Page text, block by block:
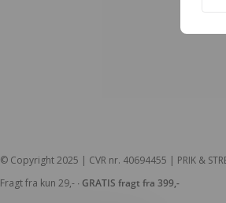
© Copyright 2025 | CVR nr. 40694455 | PRIK &
Fragt fra kun 29,- ∙ GRATIS fragt fra 399,-